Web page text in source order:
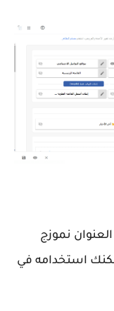
نموزج
استخدامه في